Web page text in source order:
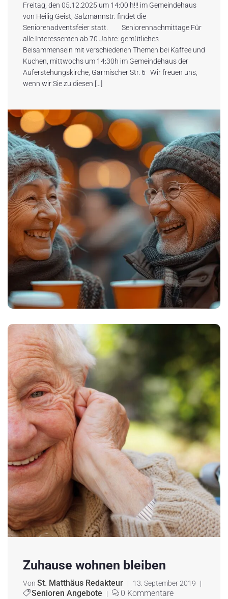
Freitag, den 05.12.2025 um 14:00 h!!! im Gemeindehaus
von Heilig Geist, Salzmannstr. findet die
Seniorenadventsfeier statt. Seniorennachmittage Für
alle Interessenten ab 70 Jahre: gemütliches
Beisammensein mit verschiedenen Themen bei Kaffee und
Kuchen, mittwochs um 14:30h im Gemeindehaus der
Auferstehungskirche, Garmischer Str. 6 Wir freuen uns,
wenn wir Sie zu diesen […]
Zuhause wohnen bleiben
Von St. Matthäus Redakteur | 13. September 2019 |
Senioren Angebote | 0 Kommentare